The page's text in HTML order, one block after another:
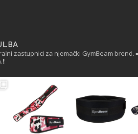
zastupnici za njemački GymBeam brend.